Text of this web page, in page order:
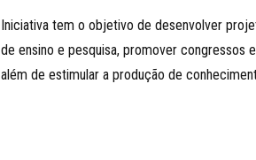
Iniciativa tem o objetivo de desenvolver
de ensino e pesquisa, promover congressos
além de estimular a produção de